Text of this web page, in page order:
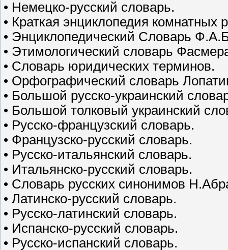
• Немецко-русский словарь.
• Краткая энциклопедия
• Энциклопедический Словарь
• Этимологический словарь
• Словарь юридических терминов.
• Орфографический словарь
• Большой русско-украинский
• Большой толковый украинский
• Русско-французский словарь.
• Французско-русский словарь.
• Русско-итальянский словарь.
• Итальянско-русский словарь.
• Словарь русских синонимов
• Латинско-русский словарь.
• Русско-латинский словарь.
• Испанско-русский словарь.
• Русско-испанский словарь.